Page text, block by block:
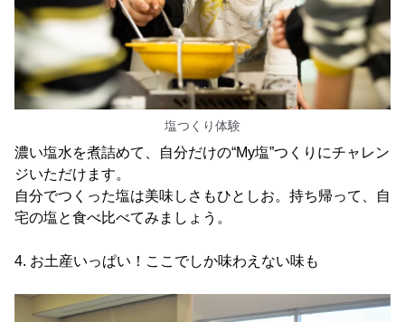
塩つくり体験
濃い塩水を煮詰めて、自分だけの“My塩”つくりにチャレン
ジいただけます。
自分でつくった塩は美味しさもひとしお。持ち帰って、自
宅の塩と食べ比べてみましょう。
4. お土産いっぱい！ここでしか味わえない味も